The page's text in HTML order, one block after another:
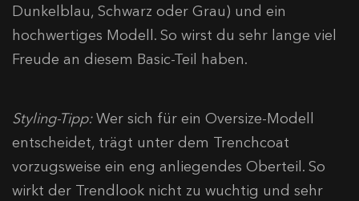
Dunkelblau, Schwarz oder Grau) und ein
hochwertiges Modell. So wirst du sehr lange viel
Freude an diesem Basic-Teil haben.
Styling-Tipp:Wer sich für ein Oversize-Modell
entscheidet, trägt unter dem Trenchcoat
vorzugsweise ein eng anliegendes Oberteil. So
wirkt der Trendlook nicht zu wuchtig und sehr